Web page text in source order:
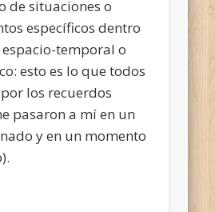
de situaciones o
específicos dentro
temporal o
esto es lo que todos
los recuerdos
pasaron a mí en un
y en un momento